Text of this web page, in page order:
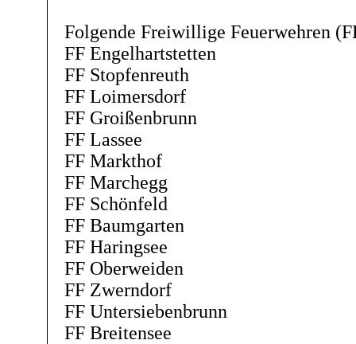
Folgende Freiwillige Feuerwehren
FF Engelhartstetten
FF Stopfenreuth
FF Loimersdorf
FF Groißenbrunn
FF Lassee
FF Markthof
FF Marchegg
FF Schönfeld
FF Baumgarten
FF Haringsee
FF Oberweiden
FF Zwerndorf
FF Untersiebenbrunn
FF Breitensee